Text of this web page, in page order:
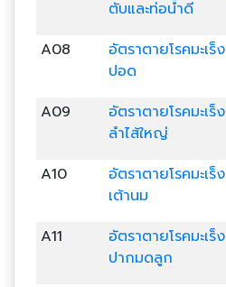
ตับและท่อน้ำดี
A08
อัตราตายโรคมะเร็ง
ปอด
A09
อัตราตายโรคมะเร็ง
ลำไส้ใหญ่
A10
อัตราตายโรคมะเร็ง
เต้านม
A11
อัตราตายโรคมะเร็ง
ปากมดลูก